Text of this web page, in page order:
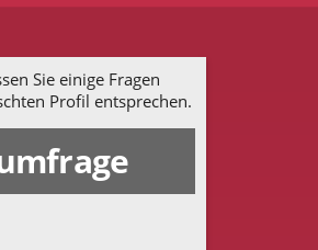
Sie einige Fragen
Profil entsprechen.